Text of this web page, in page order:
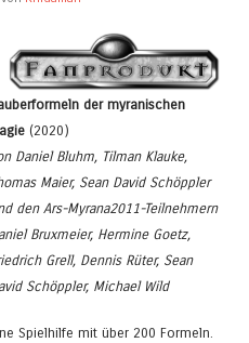
der myranischen
(2020)
Daniel Bluhm, Tilman Klauke,
Maier, Sean David Schöppler
den Ars-Myrana2011-Teilnehmern
Bruxmeier, Hermine Goetz,
Grell, Dennis Rüter, Sean
Schöppler, Michael Wild
Spielhilfe mit über 200 Formeln.